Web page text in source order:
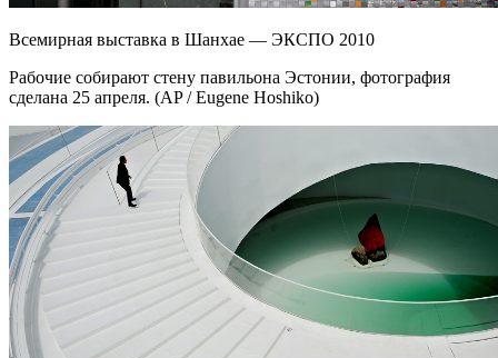
Всемирная выставка в Шанхае — ЭКСПО 2010
Рабочие собирают стену павильона Эстонии, фотография
сделана 25 апреля. (AP / Eugene Hoshiko)